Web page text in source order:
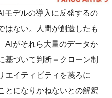
デルの導入に反発するの
はない。人間が創造したも
AIがそれら大量のデータか
基づいて判断＝クローン制
エイティビティを蔑ろに
とになりかねないとの解釈